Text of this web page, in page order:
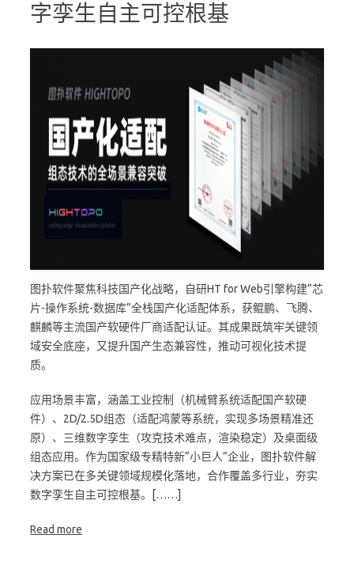
字孪生自主可控根基
图扑软件聚焦科技国产化战略，自研HT for Web引擎构建“芯
片-操作系统-数据库”全栈国产化适配体系，获鲲鹏、飞腾、
麒麟等主流国产软硬件厂商适配认证。其成果既筑牢关键领
域安全底座，又提升国产生态兼容性，推动可视化技术提
质。
应用场景丰富，涵盖工业控制（机械臂系统适配国产软硬
件）、2D/2.5D组态（适配鸿蒙等系统，实现多场景精准还
原）、三维数字孪生（攻克技术难点，渲染稳定）及桌面级
组态应用。作为国家级专精特新“小巨人”企业，图扑软件解
决方案已在多关键领域规模化落地，合作覆盖多行业，夯实
数字孪生自主可控根基。[……]
Read more